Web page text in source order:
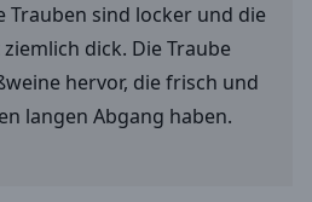
Trauben sind locker und die
dick. Die Traube
hervor, die frisch und
langen Abgang haben.